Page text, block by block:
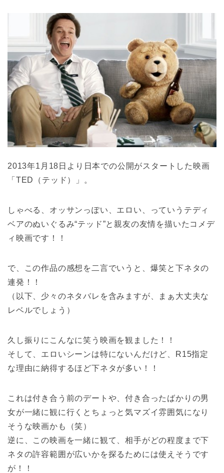
2013年1月18日より日本での公開がスタートした映画
「TED（テッド）」。
しゃべる、オッサンっぽい、エロい、っていうテディ
ベアのぬいぐるみ“テッド”と親友の友情を描いたコメデ
ィ映画です！！
で、この作品の感想を二言でいうと、爆笑と下ネタの
連発！！
（以下、少々のネタバレを含みますが、まぁ大丈夫な
レベルでしょう）
久し振りにこんなに笑う映画を観ました！！
そして、エロいシーンは特にないんだけど、R15指定
な理由に納得するほど下ネタが多い！！
これは付き合う前のデートや、付き合ったばかりの男
女が一緒に観に行くとちょっと気マズイ雰囲気になり
そうな映画かも（笑）
逆に、この映画を一緒に観て、相手がどの程度まで下
ネタの許容範囲が広いかを探るためには使えそうです
が！！